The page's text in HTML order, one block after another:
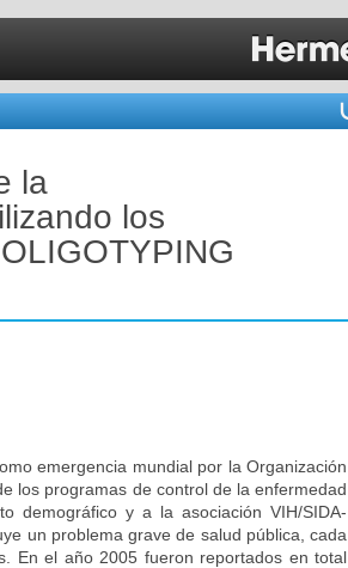
la
los
emergencia mundial por la Organización
los programas de control de la enfermedad
demográfico y a la asociación VIH/SIDA-
un problema grave de salud pública, cada
En el año 2005 fueron reportados en total